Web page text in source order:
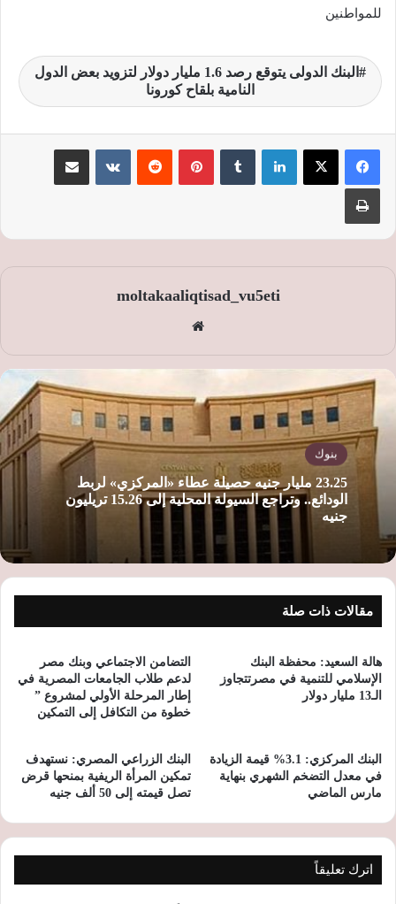
للمواطنين
البنك الدولى يتوقع رصد 1.6 مليار دولار لتزويد بعض الدول
النامية بلقاح كورونا
لينكدإن بينتيريست
moltakaaliqtisad_vu5eti
الوي
بنوك
23.25 مليار جنيه حصيلة عطاء «المركزي» لربط
الودائع.. وتراجع السيولة المحلية إلى 15.26 تريليون
جنيه
مقالات ذات صلة
هالة السعيد: محفظة البنك
الإسلامي للتنمية في مصرتتجاوز
الـ13 مليار دولار
التضامن الاجتماعي وبنك مصر
لدعم طلاب الجامعات المصرية في
إطار المرحلة الأولي لمشروع ”
خطوة من التكافل إلى التمكين
البنك المركزي: 3.1% قيمة الزيادة
في معدل التضخم الشهري بنهاية
مارس الماضي
البنك الزراعي المصري: نستهدف
تمكين المرأة الريفية بمنحها قرض
تصل قيمته إلى 50 ألف جنيه
اترك تعليقاً